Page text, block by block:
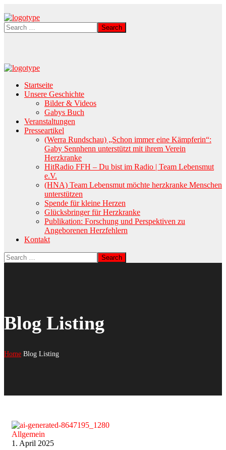
Startseite
Unsere Geschichte
Bilder & Videos
Gabys Buch
Veranstaltungen
Presseartikel
(Werra Rundschau) „Schon immer eine Kämpferin“:
Gaby Sennhenn unterstützt mit ihrem Verein
Herzkranke
HitRadio FFH – Du bist im Radio | Team Lebensmut
e.V.
(HNA) Team Lebensmut möchte herzkranke Menschen
unterstützen
Spende für kleine Herzen
Glücksbringer für Herzkranke
Publikation: Forschung und Perspektiven zu
Angeborenen Herzfehlern
Kontakt
Blog Listing
Home Blog Listing
Allgemein
1. April 2025